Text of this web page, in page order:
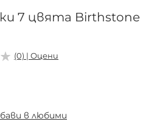
7 цвята Birthstone
(0) | Оцени
в любими